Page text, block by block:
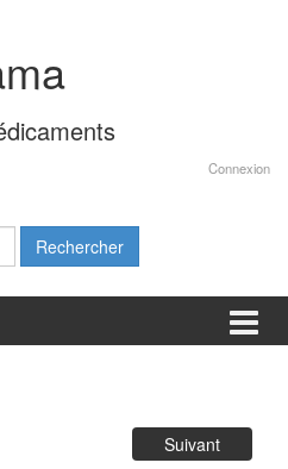
Connexion
Suivant